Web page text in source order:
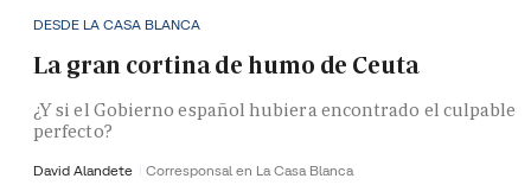
DESDE LA CASA BLANCA
La gran cortina de humo de Ceuta
¿Y si el Gobierno español hubiera encontrado el culpable
perfecto?
David Alandete Corresponsal en La Casa Blanca